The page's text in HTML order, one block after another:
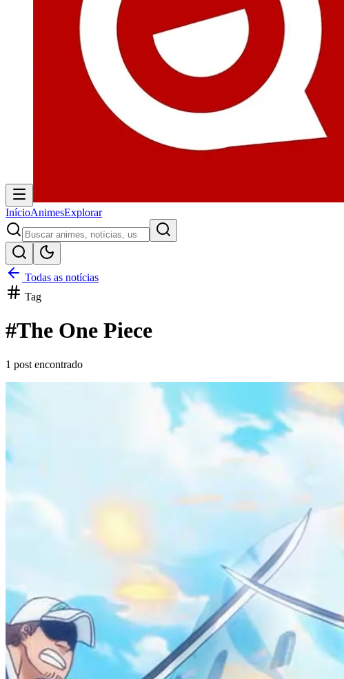
InícioAnimesExplorar
Todas as notícias
Tag
#The One Piece
1 post encontrado